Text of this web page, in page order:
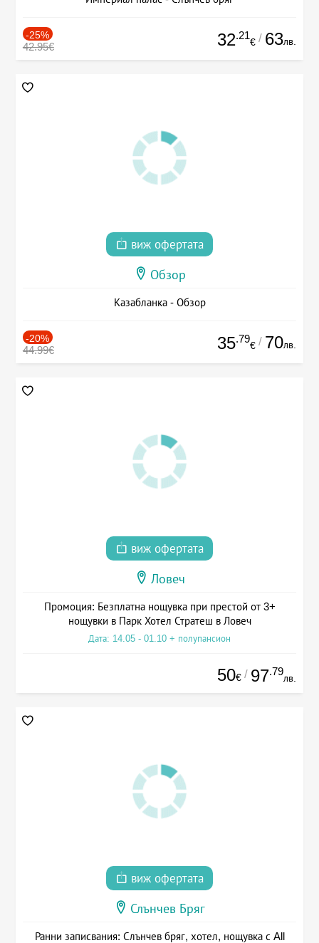
-25%
42.95€ 32.21
€ / 63лв.
виж офертата
Обзор
Казабланка - Обзор
-20%
44.99€ 35.79
€ / 70лв.
виж офертата
Ловеч
Промоция: Безплатна нощувка при престой от 3+
нощувки в Парк Хотел Стратеш в Ловеч
Дата: 14.05 - 01.10 + полупансион
50€ / 97.79
лв.
виж офертата
Слънчев Бряг
Ранни записвания: Слънчев бряг, хотел, нощувка с All